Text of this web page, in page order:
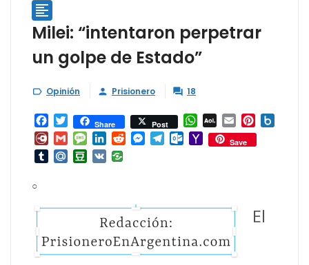

Milei: “intentaron perpetrar
un golpe de Estado”
 Opinión  Prisionero  18
Facebook
TwitterShare Post WhatsApp
AOL
Mail
Email Pinterest
Diary.RuGmailMessage
LinkedInRedditMessenger
TelegramOutlook.com
YahooSave
TumblrMail.RuDouban
VK
○
El